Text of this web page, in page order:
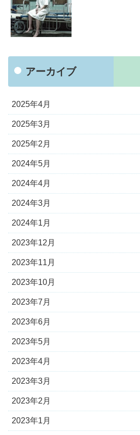
アーカイブ
2025年4月
2025年3月
2025年2月
2024年5月
2024年4月
2024年3月
2024年1月
2023年12月
2023年11月
2023年10月
2023年7月
2023年6月
2023年5月
2023年4月
2023年3月
2023年2月
2023年1月